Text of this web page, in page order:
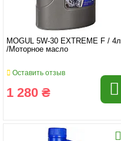
MOGUL 5W-30 EXTREME F / 4л
/Моторное масло
Оставить отзыв
1 280 ₴